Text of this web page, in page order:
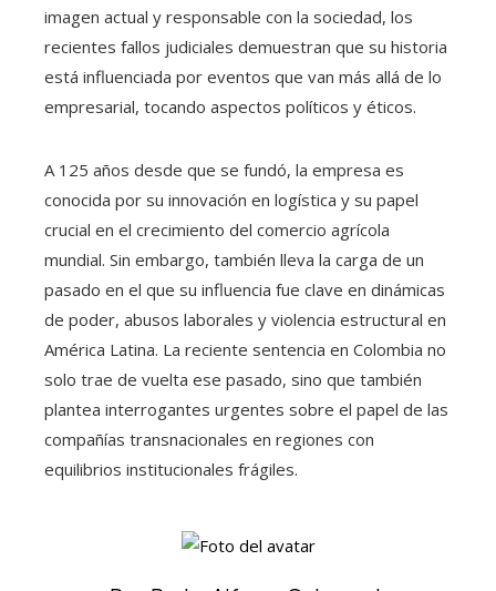
imagen actual y responsable con la sociedad, los
recientes fallos judiciales demuestran que su historia
está influenciada por eventos que van más allá de lo
empresarial, tocando aspectos políticos y éticos.
A 125 años desde que se fundó, la empresa es
conocida por su innovación en logística y su papel
crucial en el crecimiento del comercio agrícola
mundial. Sin embargo, también lleva la carga de un
pasado en el que su influencia fue clave en dinámicas
de poder, abusos laborales y violencia estructural en
América Latina. La reciente sentencia en Colombia no
solo trae de vuelta ese pasado, sino que también
plantea interrogantes urgentes sobre el papel de las
compañías transnacionales en regiones con
equilibrios institucionales frágiles.